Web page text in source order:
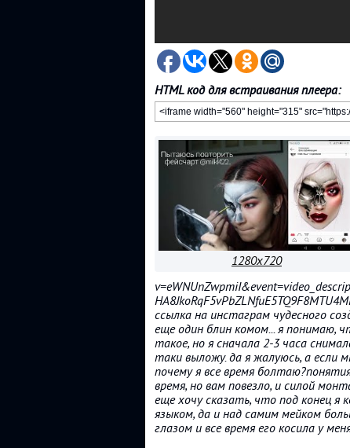
HTML код для встраивания плеера:
1280x720
ссылка на инстаграм чудесного
еще один блин комом... я понимаю,
такое, но я сначала 2-3 часа
таки выложу. да я жалуюсь, а если
почему я все время
время, но вам повезло, и силой
еще хочу сказать, что под конец я
языком, да и над самим мейком
глазом и все время его косила у